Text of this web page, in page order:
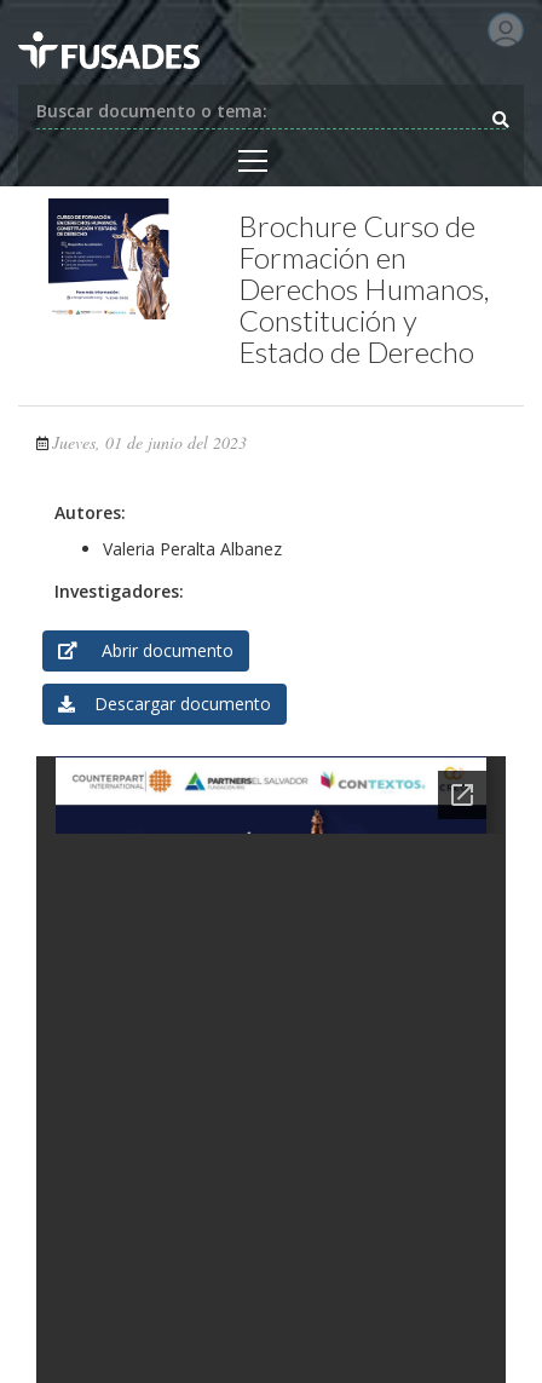
Buscar documento o tema:
Brochure Curso de
Formación en
Derechos Humanos,
Constitución y
Estado de Derecho
Jueves, 01 de junio del 2023
Autores:
Valeria Peralta Albanez
Investigadores:
Abrir documento
Descargar documento